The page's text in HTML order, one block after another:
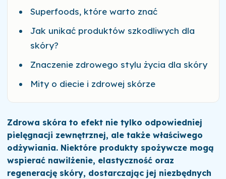
Superfoods, które warto znać
Jak unikać produktów szkodliwych dla
skóry?
Znaczenie zdrowego stylu życia dla skóry
Mity o diecie i zdrowej skórze
Zdrowa skóra to efekt nie tylko odpowiedniej
pielęgnacji zewnętrznej, ale także właściwego
odżywiania. Niektóre produkty spożywcze mogą
wspierać nawilżenie, elastyczność oraz
regenerację skóry, dostarczając jej niezbędnych